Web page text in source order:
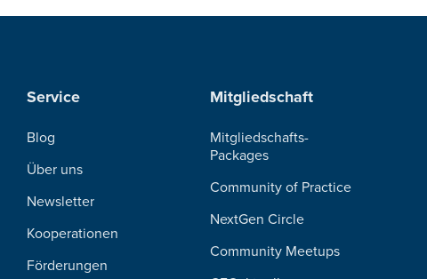
Service
Blog
Über uns
Newsletter
Kooperationen
Förderungen
Mitgliedschaft
Mitgliedschafts-
Packages
Community of Practice
NextGen Circle
Community Meetups